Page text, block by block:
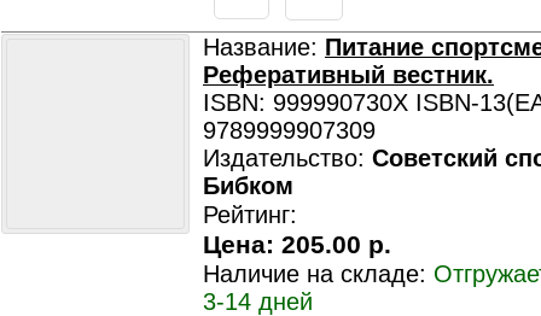
Название: Питание
Реферативный вестник.
ISBN: 999990730X ISBN-
9789999907309
Издательство: Советский
Бибком
Рейтинг:
Цена: 205.00 р.
Наличие на складе:
3-14 дней